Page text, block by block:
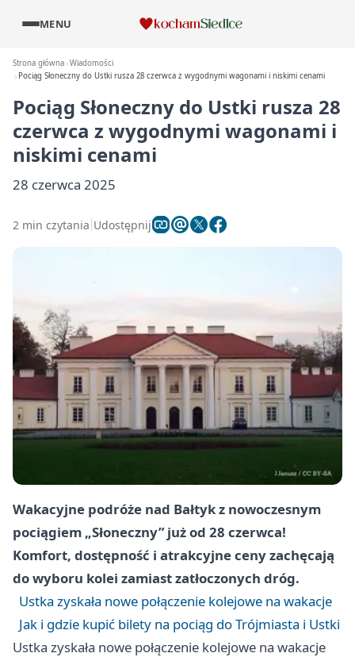
MENU
Strona główna Wiadomości
Pociąg Słoneczny do Ustki rusza 28 czerwca z wygodnymi wagonami i niskimi cenami
Pociąg Słoneczny do Ustki rusza 28
czerwca z wygodnymi wagonami i
niskimi cenami
28 czerwca 2025
2 min czytania Udostępnij
Wakacyjne podróże nad Bałtyk z nowoczesnym
pociągiem „Słoneczny” już od 28 czerwca!
Komfort, dostępność i atrakcyjne ceny zachęcają
do wyboru kolei zamiast zatłoczonych dróg.
Ustka zyskała nowe połączenie kolejowe na wakacje
Jak i gdzie kupić bilety na pociąg do Trójmiasta i Ustki
Ustka zyskała nowe połączenie kolejowe na wakacje